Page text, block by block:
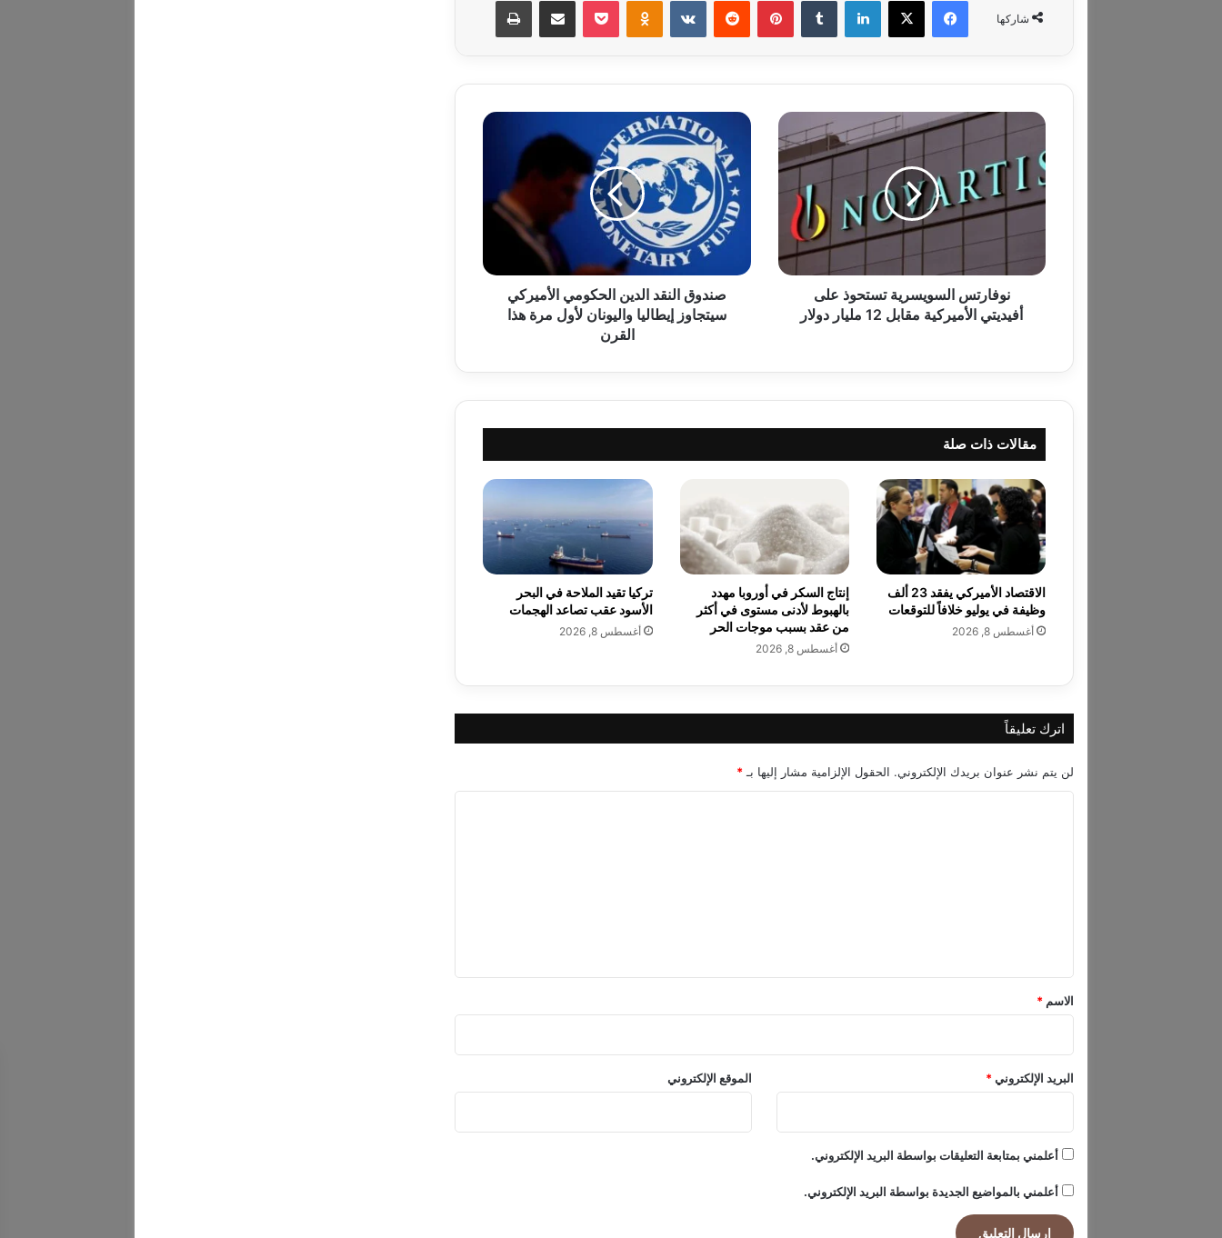
شاركها
ن
ف
ا
ر
س
ل
ر
ت
س
ت
ح
و
ذ
ع
ل
أ
ف
ي
ي
ا
أ
م
ل
1
2
ل
ي
ا
د
و
ا
نوفارتس السويسرية تستحوذ على
أفيديتي الأميركية مقابل 12 مليار دولار
ص
ق
ي
ل
ك
ا
ل
أ
م
ي
ر
ي
و
ا
ي
ن
ا
ن
أ
صندوق النقد الدين الحكومي الأميركي
سيتجاوز إيطاليا واليونان لأول مرة هذا
القرن
مقالات ذات صلة
الاقتصاد الأميركي يفقد 23 ألف
وظيفة في يوليو خلافاً للتوقعات
أغسطس 8, 2026
إنتاج السكر في أوروبا مهدد
بالهبوط لأدنى مستوى في أكثر
من عقد بسبب موجات الحر
أغسطس 8, 2026
تركيا تقيد الملاحة في البحر
الأسود عقب تصاعد الهجمات
أغسطس 8, 2026
اترك تعليقاً
لن يتم نشر عنوان بريدك الإلكتروني. الحقول الإلزامية مشار إليها بـ *
*
الاسم *
البريد الإلكتروني* الموقع الإلكتروني
أعلمني بمتابعة التعليقات بواسطة البريد الإلكتروني.
أعلمني بالمواضيع الجديدة بواسطة البريد الإلكتروني.